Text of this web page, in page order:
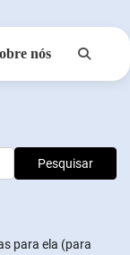
nós
Pesquisar
para ela (para